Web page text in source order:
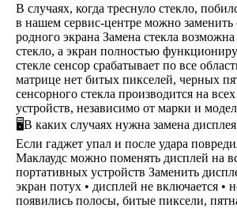
В случаях, когда треснуло стекло,
в нашем сервис-центре можно заменить
родного экрана Замена стекла возможна
стекло, а экран полностью
стекле сенсор срабатывает по все
матрице нет битых пикселей, черных
сенсорного стекла производится на
устройств, независимо от марки и
🖥В каких случаях нужна замена
Если гаджет упал и после удара
Маклаудс можно поменять дисплей на
портативных устройств Заменить
экран потух • дисплей не включается •
появились полосы, битые пиксели,